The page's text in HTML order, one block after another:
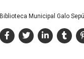
Biblioteca Municipal Galo